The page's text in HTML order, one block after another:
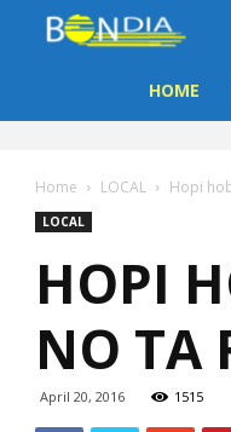
Dia
Aruba
HOME
Home LOCAL Hopi
LOCAL
HOPI
NO TA
April 20, 2016 1515